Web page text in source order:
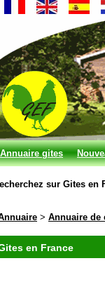
Annuaire gites
et
sur Gites en
> Annuaire de
en France